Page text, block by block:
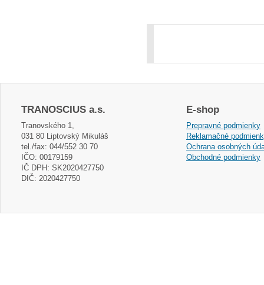
TRANOSCIUS a.s.
Tranovského 1,
031 80 Liptovský Mikuláš
tel./fax: 044/552 30 70
IČO: 00179159
IČ DPH: SK2020427750
DIČ: 2020427750
E-shop
Prepravné podmienky
Reklamačné
Ochrana osobných
Obchodné podmienky